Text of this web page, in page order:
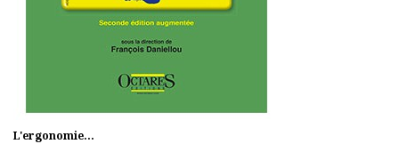
L'ergonomie...